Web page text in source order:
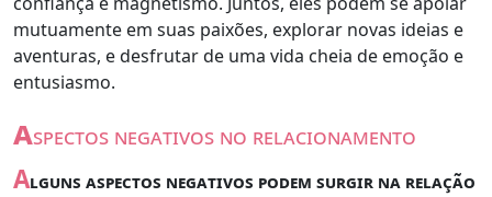
mutuamente em suas paixões, explorar novas ideias e
aventuras, e desfrutar de uma vida cheia de emoção e
entusiasmo.
aspectos negativos no relacionamento
Alguns aspectos negativos podem surgir na relação